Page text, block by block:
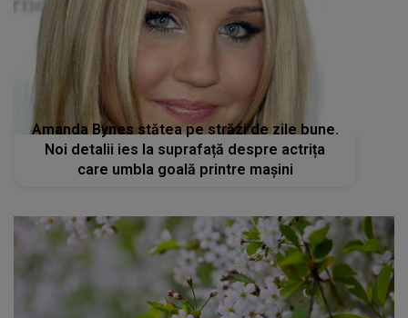
Amanda Bynes stătea pe străzi de zile bune.
Noi detalii ies la suprafață despre actrița
care umbla goală printre mașini